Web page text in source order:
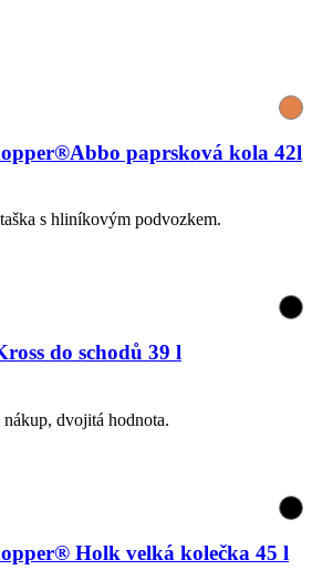
paprsková kola 42l
s hliníkovým podvozkem.
do schodů 39 l
dvojitá hodnota.
Holk velká kolečka 45 l